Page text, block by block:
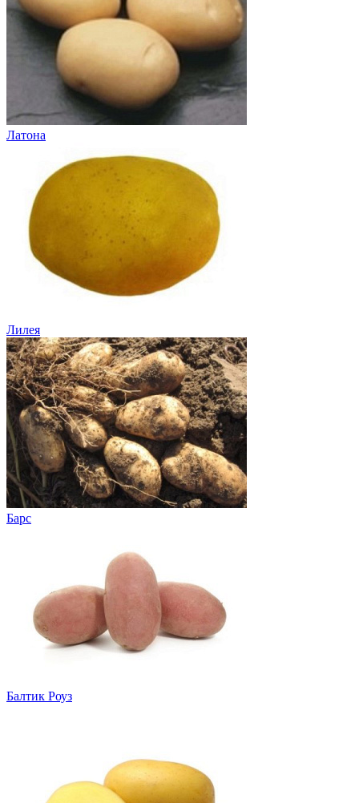
Латона
Лилея
Барс
Балтик Роуз